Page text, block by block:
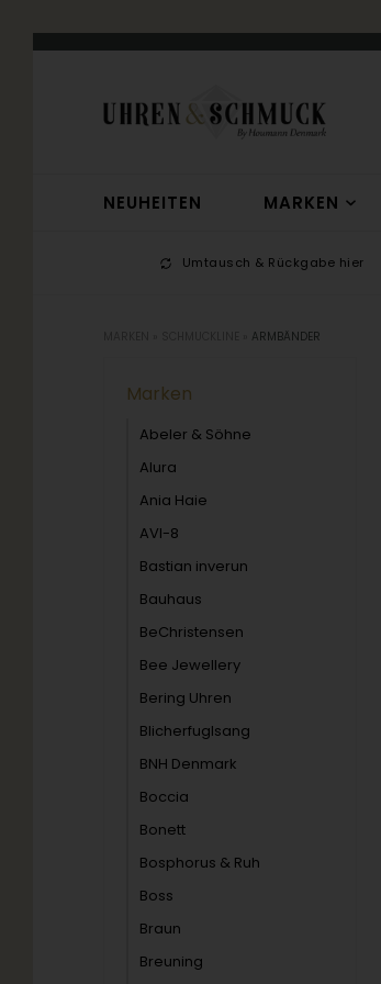
NEUHEITEN MARKEN
Umtausch & Rückgabe hier
ARMBÄNDER
Marken
Abeler & Söhne
Alura
Ania Haie
AVI-8
Bastian inverun
Bauhaus
BeChristensen
Bee Jewellery
Bering Uhren
Blicherfuglsang
BNH Denmark
Boccia
Bonett
Bosphorus & Ruh
Boss
Braun
Breuning